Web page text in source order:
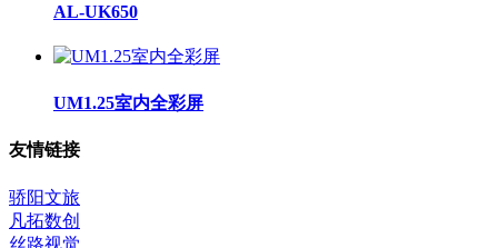
AL-UK650
UM1.25室内全彩屏
友情链接
骄阳文旅
凡拓数创
丝路视觉